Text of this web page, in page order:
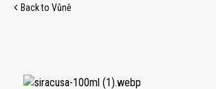
Back to Vůně